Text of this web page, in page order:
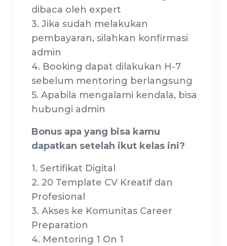
dibaca oleh expert
3. Jika sudah melakukan
pembayaran, silahkan konfirmasi
admin
4. Booking dapat dilakukan H-7
sebelum mentoring berlangsung
5. Apabila mengalami kendala, bisa
hubungi admin
Bonus apa yang bisa kamu
dapatkan setelah ikut kelas ini?
1. Sertifikat Digital
2. 20 Template CV Kreatif dan
Profesional
3. Akses ke Komunitas Career
Preparation
4. Mentoring 1 On 1